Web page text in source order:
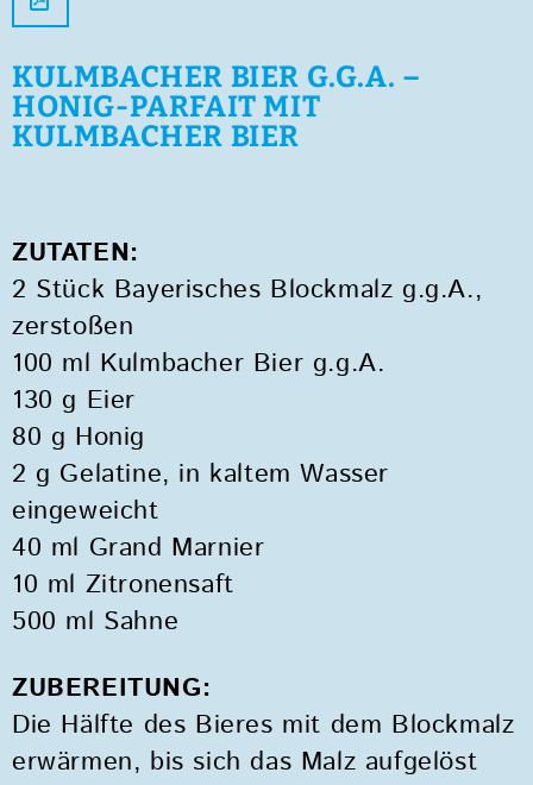
KULMBACHER BIER G.G.A. –
HONIG-PARFAIT MIT
KULMBACHER BIER
ZUTATEN:
2 Stück Bayerisches Blockmalz g.g.A.,
zerstoßen
100 ml Kulmbacher Bier g.g.A.
130 g Eier
80 g Honig
2 g Gelatine, in kaltem Wasser
eingeweicht
40 ml Grand Marnier
10 ml Zitronensaft
500 ml Sahne
ZUBEREITUNG:
Die Hälfte des Bieres mit dem Blockmalz
erwärmen, bis sich das Malz aufgelöst